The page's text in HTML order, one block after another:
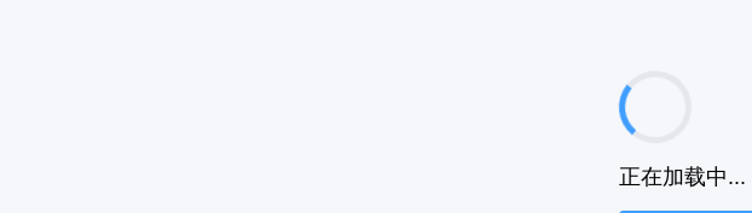
正在加载中...